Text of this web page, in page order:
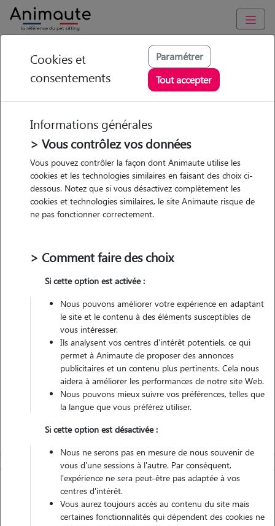
Animaute Pays-de-la-Loire Loire-Atlantique/Nantes
Léane - Petsitter à
NANTES
• 20 ans
Non véhiculé
Contacter
L'envoi d'une demande est sans engagement
Cookies et
consentements
Paramétrer
Tout accepter
Informations générales
> Vous contrôlez vos données
Vous pouvez contrôler la façon dont Animaute utilise les
cookies et les technologies similaires en faisant des choix ci-
dessous. Notez que si vous désactivez complètement les
cookies et technologies similaires, le site Animaute risque de
ne pas fonctionner correctement.
> Comment faire des choix
Si cette option est activée :
Nous pouvons améliorer votre expérience en adaptant
le site et le contenu à des éléments susceptibles de
vous intéresser.
Ils analysent vos centres d'intérêt potentiels, ce qui
permet à Animaute de proposer des annonces
publicitaires et un contenu plus pertinents. Cela nous
aidera à améliorer les performances de notre site Web.
Nous pouvons mieux suivre vos préférences, telles que
la langue que vous préférez utiliser.
Si cette option est désactivée :
Nous ne serons pas en mesure de nous souvenir de
vous d'une sessions à l'autre. Par conséquent,
l'expérience ne sera peut-être pas adaptée à vos
centres d'intérêt.
Vous aurez toujours accès au contenu du site mais
certaines fonctionnalités qui dépendent des cookies ne